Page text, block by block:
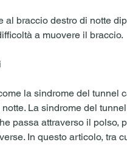
al braccio destro di notte
a muovere il braccio.
la sindrome del tunnel
La sindrome del
passa attraverso il polso,
In questo articolo, tra